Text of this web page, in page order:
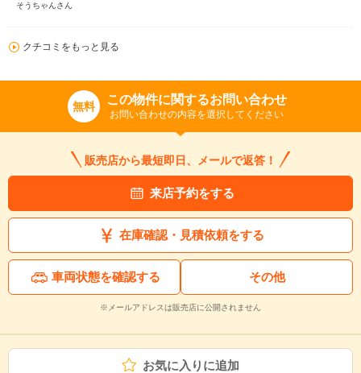
そうちゃんさん
クチコミをもっと見る
無料 この物件に関するお問い合わせ
お問い合わせの内容を選択してください
販売店から最短即日、メールで返答！
来店予約をする
在庫確認・見積依頼をする
車両状態を確認する その他
※メールアドレスは販売店に公開されません
お気に入りに追加